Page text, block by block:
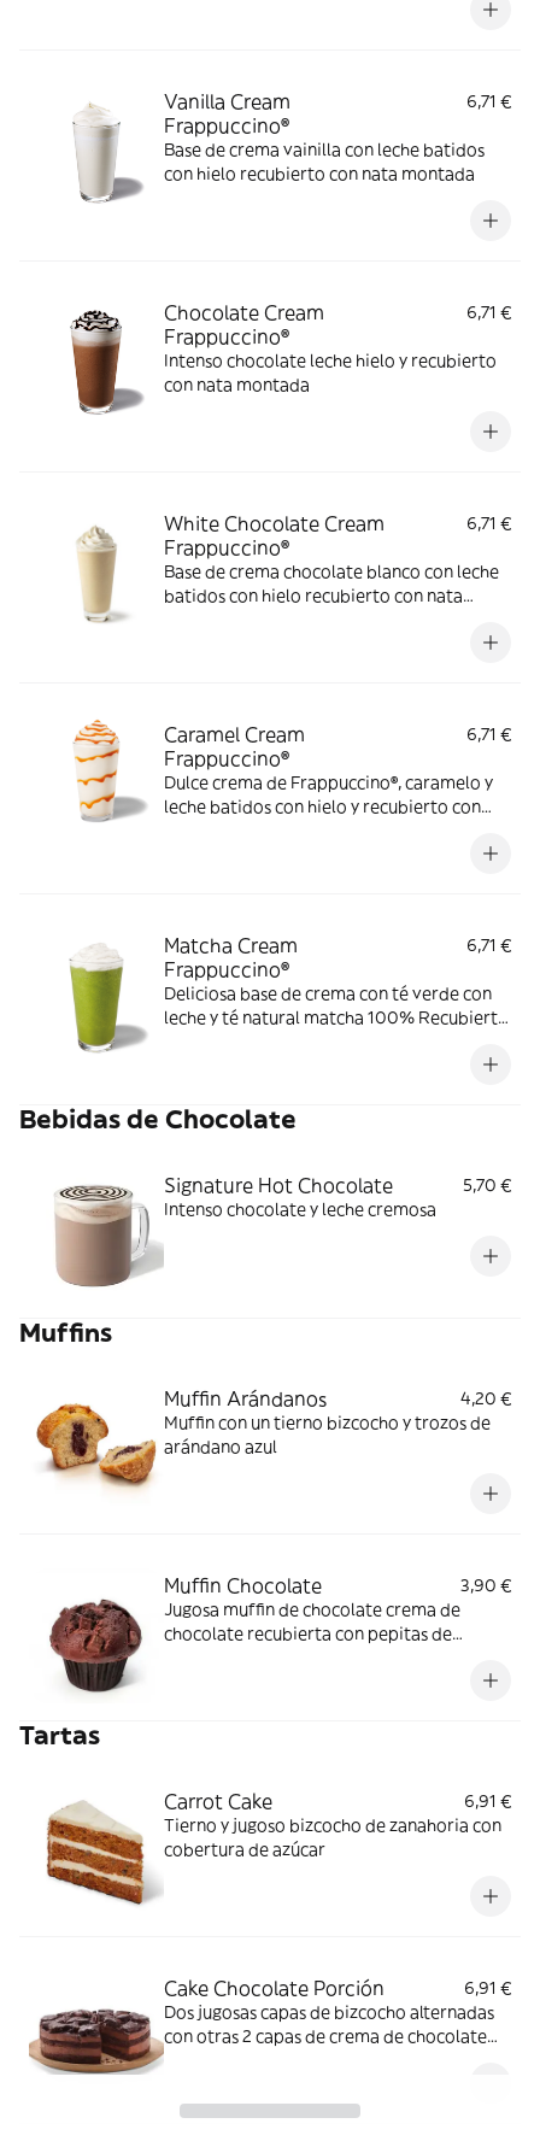
Vanilla Cream
Frappuccino®
6,71 €
Base de crema vainilla con leche batidos
con hielo recubierto con nata montada
Chocolate Cream
Frappuccino®
6,71 €
Intenso chocolate leche hielo y recubierto
con nata montada
White Chocolate Cream
Frappuccino®
6,71 €
Base de crema chocolate blanco con leche
batidos con hielo recubierto con nata
Caramel Cream
Frappuccino®
6,71 €
Dulce crema de Frappuccino®, caramelo y
leche batidos con hielo y recubierto con
Matcha Cream
Frappuccino®
6,71 €
Deliciosa base de crema con té verde con
leche y té natural matcha 100% Recubierto
Bebidas de Chocolate
Signature Hot Chocolate
5,70 €
Intenso chocolate y leche cremosa
Muffins
Muffin Arándanos
4,20 €
Muffin con un tierno bizcocho y trozos de
arándano azul
Muffin Chocolate
3,90 €
Jugosa muffin de chocolate crema de
chocolate recubierta con pepitas de
Tartas
Carrot Cake
6,91 €
Tierno y jugoso bizcocho de zanahoria con
cobertura de azúcar
Cake Chocolate Porción
6,91 €
Dos jugosas capas de bizcocho alternadas
con otras 2 capas de crema de chocolate